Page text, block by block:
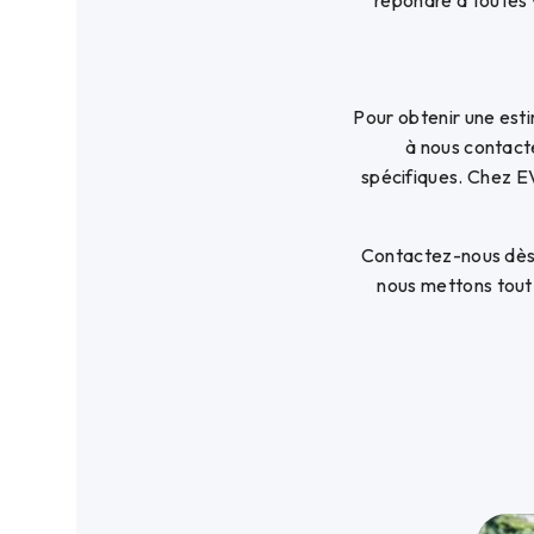
Pour obtenir une
à nous
spécifiques. Chez
Contactez-nous
nous mettons